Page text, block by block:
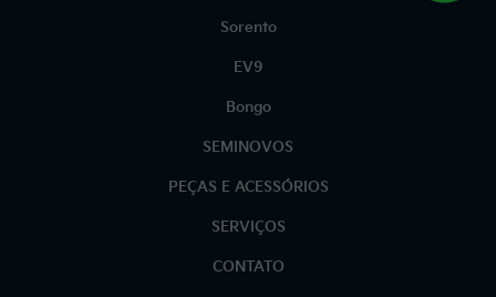
Sorento
EV9
Bongo
SEMINOVOS
PEÇAS E ACESSÓRIOS
SERVIÇOS
CONTATO